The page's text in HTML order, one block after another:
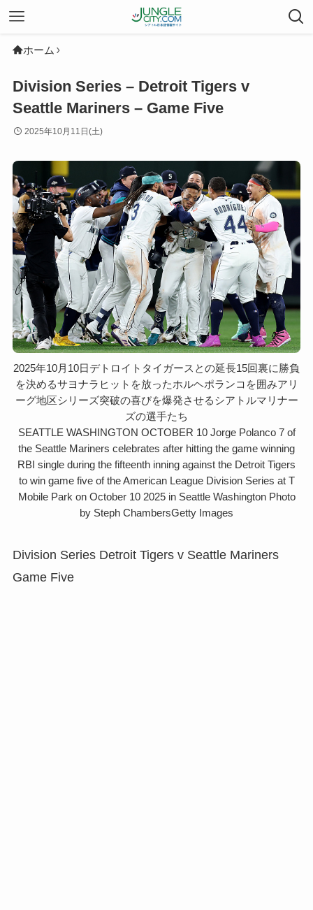
ホーム
Division Series – Detroit Tigers v
Seattle Mariners – Game Five
2025年10月11日(土)
2025年10月10日デトロイトタイガースとの延長15回裏に勝負
を決めるサヨナラヒットを放ったホルヘポランコを囲みアリ
ーグ地区シリーズ突破の喜びを爆発させるシアトルマリナー
ズの選手たち
SEATTLE WASHINGTON OCTOBER 10 Jorge Polanco 7 of
the Seattle Mariners celebrates after hitting the game winning
RBI single during the fifteenth inning against the Detroit Tigers
to win game five of the American League Division Series at T
Mobile Park on October 10 2025 in Seattle Washington Photo
by Steph ChambersGetty Images
Division Series Detroit Tigers v Seattle Mariners
Game Five